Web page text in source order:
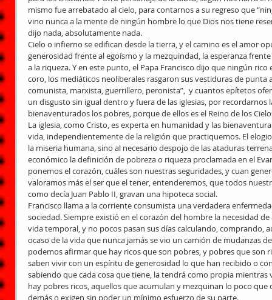
mismo fue arrebatado al cielo, para contarnos a su regreso que
vino nunca a la mente de ningún hombre lo que Dios nos tiene
dijo nada, absolutamente nada.
Cielo o infierno se edifican desde la tierra, y el camino es el amor
generosidad frente al egoísmo y la mezquindad, la esperanza
a la riqueza. Y en este punto, el Papa Francisco dijo que ningún
coro, los mediáticos neoliberales rasgaron sus vestiduras de punta
comunista, marxista, guerrillero, peronista”,  y cuantos epítetos
un disgusto sin igual dentro y fuera de las iglesias, por
bienaventurados los pobres, porque de ellos es el Reino de los
La iglesia, como Cristo, es experta en humanidad y las
vida, independientemente de la religión que practiquemos. El
la miseria humana, sino al necesario despojo de las ataduras
económico la definición de pobreza o riqueza proclamada en el
ponemos el corazón, cuáles son nuestras seguridades, y cuan
valoramos más el ser que el tener, entenderemos, que todos
como decía Juan Pablo II, gravan una hipoteca social.
Francisco llama a la corriente consumista una verdadera
sociedad. Siempre existió en el corazón del hombre la necesidad
vida temporal, y no pocos pasan sus días calculando, comprando,
ocaso de la vida que nunca jamás se vio un camión de mudanzas
podemos afirmar que hay ricos que son pobres, y pobres que son
saben vivir con un espíritu de generosidad lo que han recibido o
sabiendo que cada cosa que tiene, la tendrá como propia mientras
hay pobres ricos, aquellos que acumulan y mezquinan lo poco
demás o exigen sin poder un mínimo esfuerzo de su parte.